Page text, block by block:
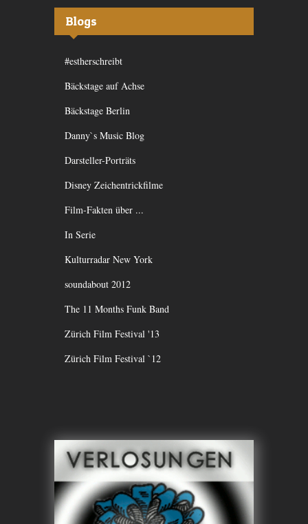
Blogs
#estherschreibt
Bäckstage auf Achse
Bäckstage Berlin
Danny`s Music Blog
Darsteller-Porträts
Disney Zeichentrickfilme
Film-Fakten über ...
In Serie
Kulturradar New York
soundabout 2012
The 11 Months Funk Band
Zürich Film Festival '13
Zürich Film Festival `12